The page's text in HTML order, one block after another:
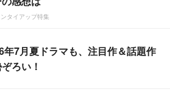
タイアップ特集
年7月夏ドラマも、注目作＆話題作
ろい！